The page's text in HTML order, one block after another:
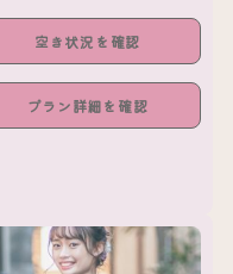
空き状況を確認
プラン詳細を確認